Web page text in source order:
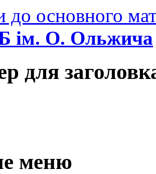
до основного
О. Ольжича
для
меню